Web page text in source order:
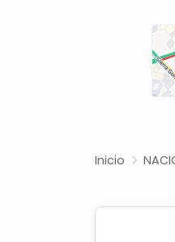
Inicio